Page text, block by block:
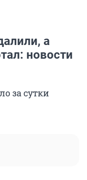
а
новости
за сутки